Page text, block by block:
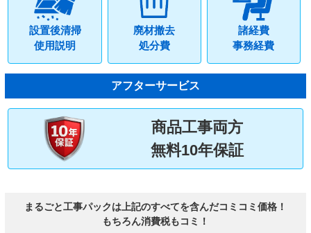
設置後清掃
使用説明
廃材撤去
処分費
諸経費
事務経費
アフターサービス
商品工事両方
無料10年保証
まるごと工事パックは上記のすべてを含んだコミコミ価格！
もちろん消費税もコミ！